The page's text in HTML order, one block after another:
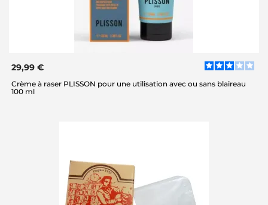
29,99 €
Crème à raser PLISSON pour une utilisation avec ou sans blaireau
100 ml